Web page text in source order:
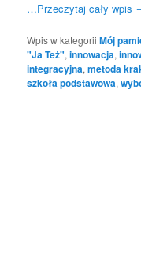
…Przeczytaj cały wpis
Wpis w kategoriiMój
"Ja Też",innowacja,
integracyjna,metoda
szkoła podstawowa,